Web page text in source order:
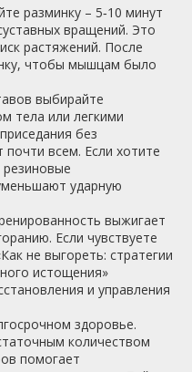
разминку – 5‑10 минут
вращений. Это
растяжений. После
чтобы мышцам было
выбирайте
тела или легкими
без
всем. Если хотите
резиновые
ударную
выжигает
Если чувствуете
не выгореть: стратегии
истощения»
и управления
здоровье.
количеством
помогает